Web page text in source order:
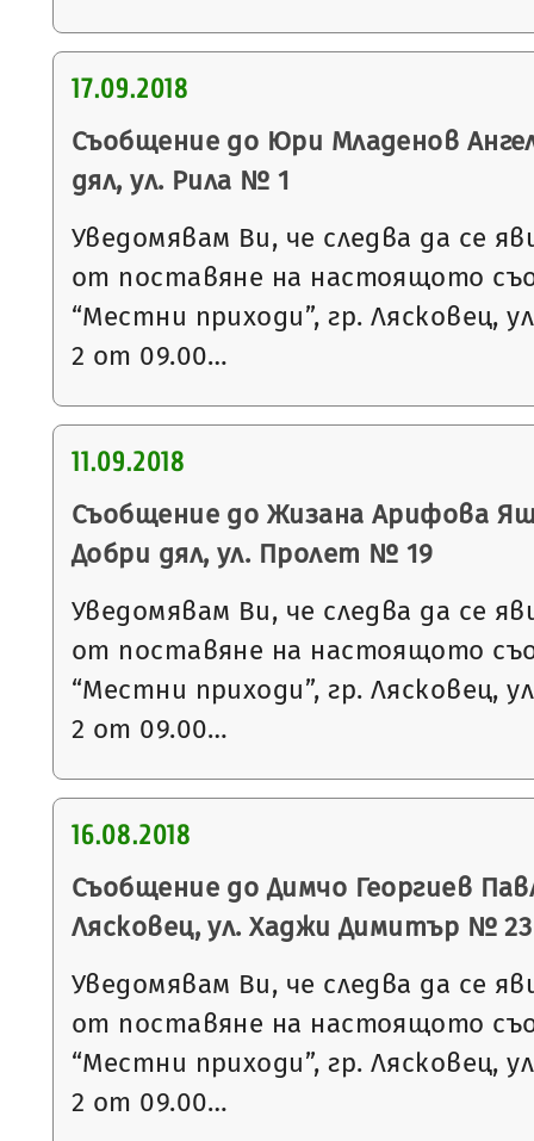
17.09.2018
Съобщение до Юри Младенов
дял, ул. Рила № 1
Уведомявам Ви, че следва да се
от поставяне на настоящото
“Местни приходи”, гр. Лясковец,
2 от 09.00…
11.09.2018
Съобщение до Жизана Арифова
Добри дял, ул. Пролет № 19
Уведомявам Ви, че следва да се
от поставяне на настоящото
“Местни приходи”, гр. Лясковец,
2 от 09.00…
16.08.2018
Съобщение до Димчо Георгиев
Лясковец, ул. Хаджи Димитър № 23
Уведомявам Ви, че следва да се
от поставяне на настоящото
“Местни приходи”, гр. Лясковец,
2 от 09.00…